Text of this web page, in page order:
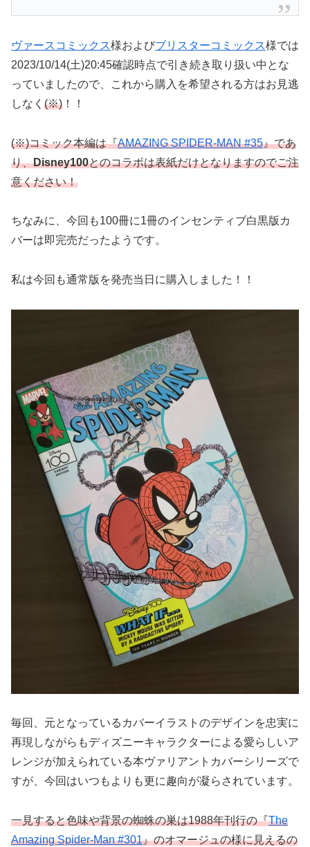
ヴァースコミックス様およびブリスターコミックス様では
2023/10/14(土)20:45確認時点で引き続き取り扱い中とな
っていましたので、これから購入を希望される方はお見逃
しなく (※) ！！
(※)コミック本編は『AMAZING SPIDER-MAN #35』であ
り、Disney100とのコラボは表紙だけとなりますのでご注
意ください！
ちなみに、今回も100冊に1冊のインセンティブ白黒版カ
バーは即完売だったようです。
私は今回も通常版を発売当日に購入しました！！
毎回、元となっているカバーイラストのデザインを忠実に
再現しながらもディズニーキャラクターによる愛らしいア
レンジが加えられている本ヴァリアントカバーシリーズで
すが、今回はいつもよりも更に趣向が凝らされています。
一見すると色味や背景の蜘蛛の巣は1988年刊行の『The
Amazing Spider-Man #301』のオマージュの様に見えるの